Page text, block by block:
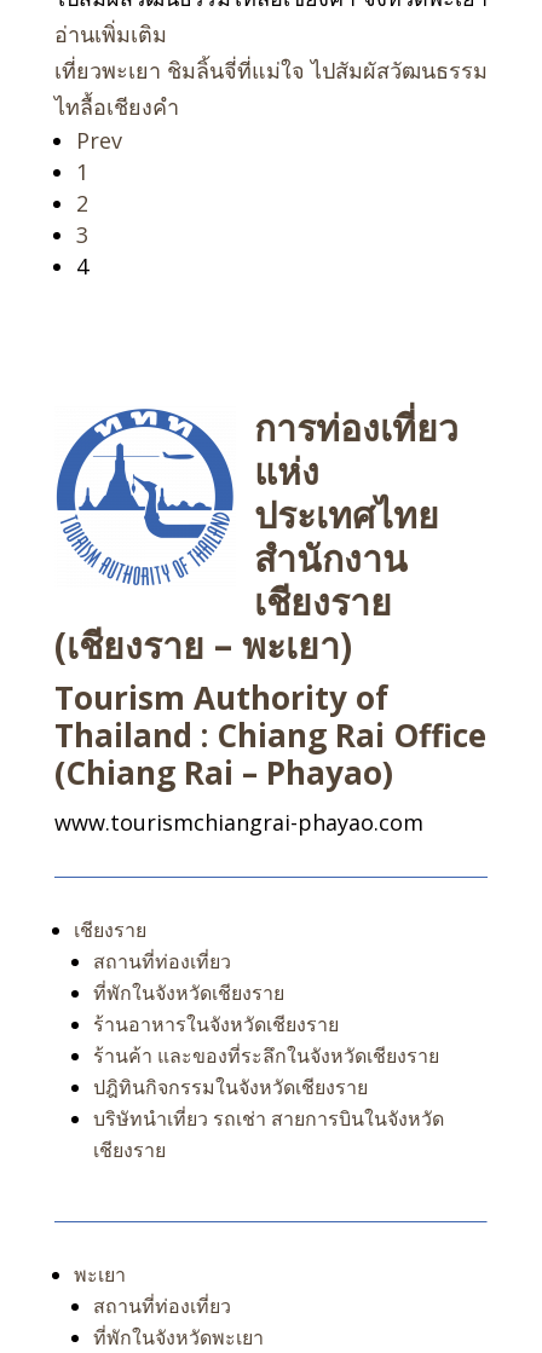
อ่านเพิ่มเติม
เที่ยวพะเยา ชิมลิ้นจี่ที่แม่ใจ ไปสัมผัสวัฒนธรรม
ไทลื้อเชียงคำ
Prev
Page
1
Page
2
Page
3
Page
4
การท่องเที่ยว
แห่ง
ประเทศไทย
สำนักงาน
เชียงราย
(เชียงราย – พะเยา)
Tourism Authority of
Thailand : Chiang Rai Office
(Chiang Rai – Phayao)
www.tourismchiangrai-phayao.com
เชียงราย
สถานที่ท่องเที่ยว
ที่พักในจังหวัดเชียงราย
ร้านอาหารในจังหวัดเชียงราย
ร้านค้า และของที่ระลึกในจังหวัดเชียงราย
ปฎิทินกิจกรรมในจังหวัดเชียงราย
บริษัทนำเที่ยว รถเช่า สายการบินในจังหวัด
เชียงราย
พะเยา
สถานที่ท่องเที่ยว
ที่พักในจังหวัดพะเยา